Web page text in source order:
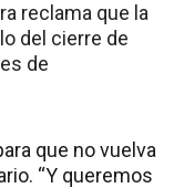
reclama que la
del cierre de
de
que no vuelva
“Y queremos